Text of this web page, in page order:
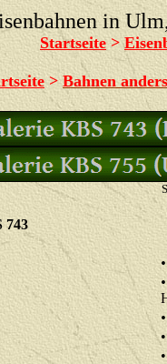
in
Startseite>
>Bahnen
743